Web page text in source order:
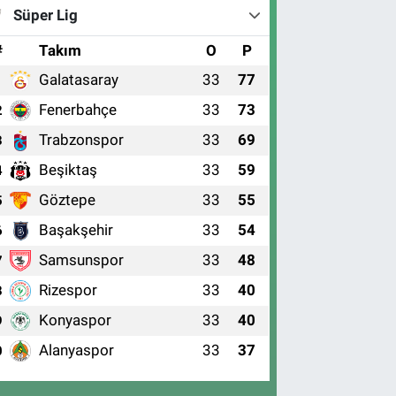
Süper Lig
Takım O P
Galatasaray 33 77
Fenerbahçe 33 73
Trabzonspor 33 69
Beşiktaş 33 59
Göztepe 33 55
Başakşehir 33 54
Samsunspor 33 48
Rizespor 33 40
Konyaspor 33 40
Alanyaspor 33 37